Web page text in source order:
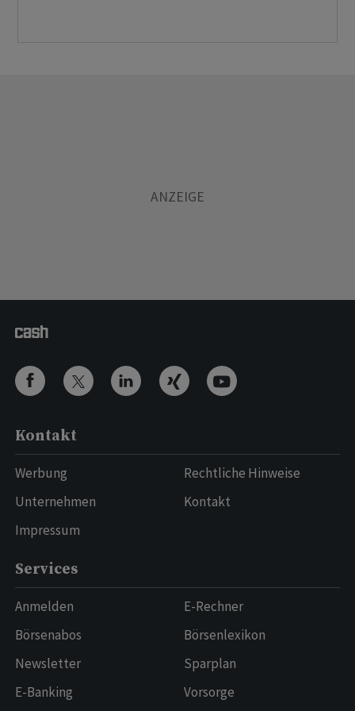
Kontakt
Werbung
Unternehmen
Impressum
Rechtliche Hinweise
Kontakt
Services
Anmelden
Börsenabos
Newsletter
E-Banking
E-Rechner
Börsenlexikon
Sparplan
Vorsorge